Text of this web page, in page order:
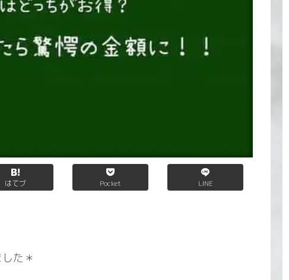
はてブ Pocket LINE
た＊